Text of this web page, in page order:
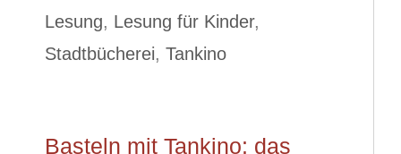
Lesung, Lesung für Kinder,
Stadtbücherei, Tankino
Basteln mit Tankino: das